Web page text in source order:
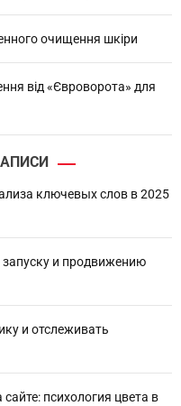
очищення шкіри
від «Євроворота» для
ключевых слов в 2025
и продвижению
и отслеживать
психология цвета в